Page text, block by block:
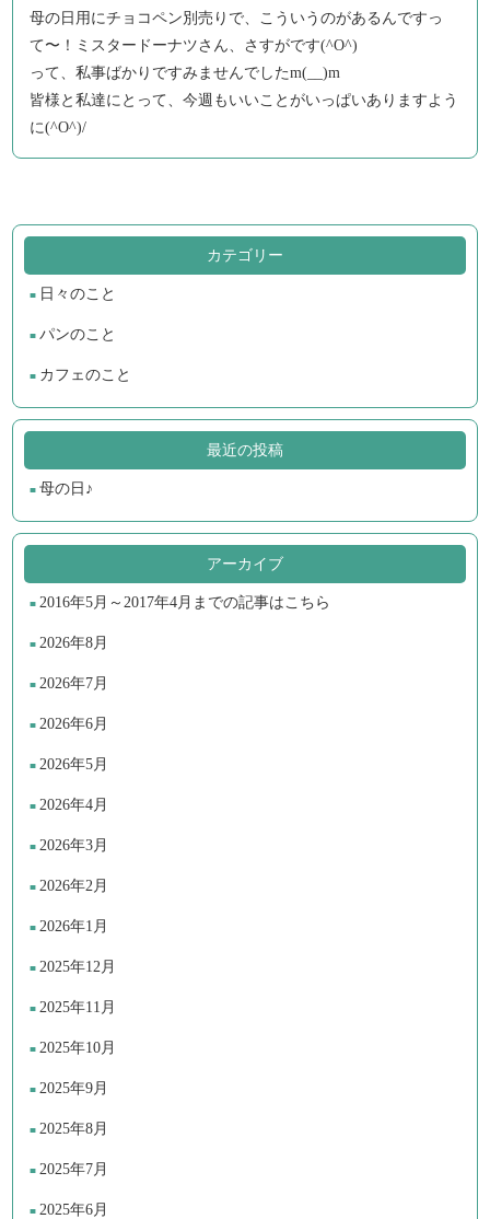
母の日用にチョコペン別売りで、こういうのがあるんですっ
て〜！ミスタードーナツさん、さすがです(^O^)
って、私事ばかりですみませんでしたm(__)m
皆様と私達にとって、今週もいいことがいっぱいありますよう
に(^O^)/
カテゴリー
日々のこと
パンのこと
カフェのこと
最近の投稿
母の日♪
アーカイブ
2016年5月～2017年4月までの記事はこちら
2026年8月
2026年7月
2026年6月
2026年5月
2026年4月
2026年3月
2026年2月
2026年1月
2025年12月
2025年11月
2025年10月
2025年9月
2025年8月
2025年7月
2025年6月